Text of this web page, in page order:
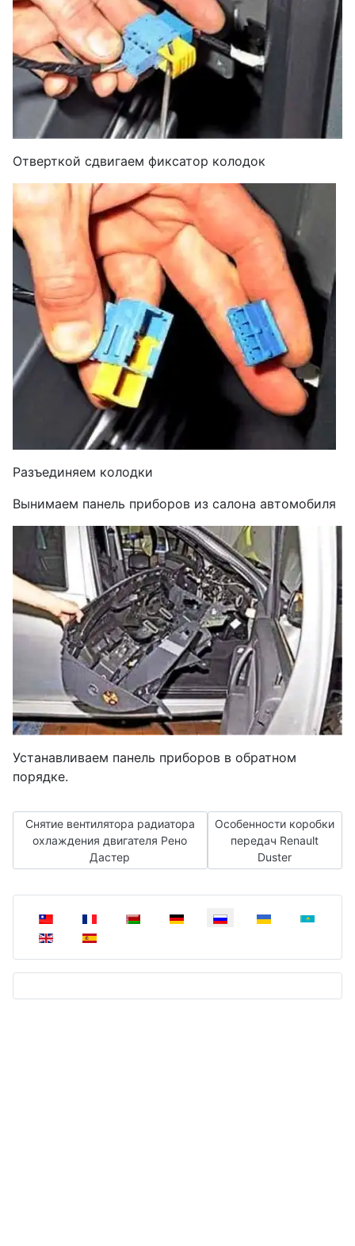
Отверткой сдвигаем фиксатор колодок
Разъединяем колодки
Вынимаем панель приборов из салона автомобиля
Устанавливаем панель приборов в обратном
порядке.
Предыдущий: Снятие вентилятора радиатора охлаждения
Снятие вентилятора радиатора
охлаждения двигателя Рено
Дастер
Следующий:
Особенности коробки
передач Renault
Duster
Выберите язык